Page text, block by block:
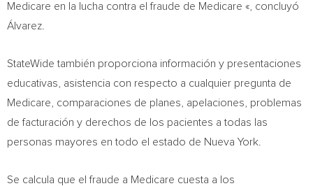
Medicare en la lucha contra el fraude de Medicare «, concluyó
Álvarez.
StateWide también proporciona información y presentaciones
educativas, asistencia con respecto a cualquier pregunta de
Medicare, comparaciones de planes, apelaciones, problemas
de facturación y derechos de los pacientes a todas las
personas mayores en todo el estado de Nueva York.
Se calcula que el fraude a Medicare cuesta a los